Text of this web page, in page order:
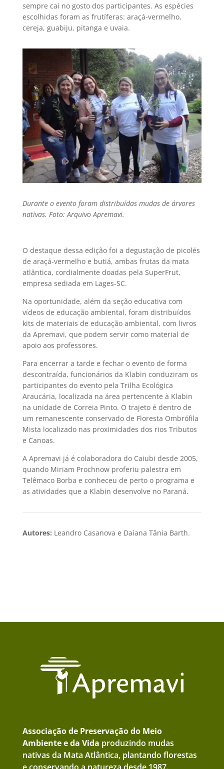
sempre cai no gosto dos participantes. As espécies
escolhidas foram as frutíferas: araçá-vermelho,
cereja, guabiju, pitanga e uvaia.
Durante o evento foram distribuídas mudas de árvores
nativas. Foto: Arquivo Apremavi.
O destaque dessa edição foi a degustação de picolés
de araçá-vermelho e butiá, ambas frutas da mata
atlântica, cordialmente doadas pela SuperFrut,
empresa sediada em Lages-SC.
Na oportunidade, além da seção educativa com
vídeos de educação ambiental, foram distribuídos
kits de materiais de educação ambiental, com livros
da Apremavi, que podem servir como material de
apoio aos professores.
Para encerrar a tarde e fechar o evento de forma
descontraída, funcionários da Klabin conduziram os
participantes do evento pela Trilha Ecológica
Araucária, localizada na área pertencente à Klabin
na unidade de Correia Pinto. O trajeto é dentro de
um remanescente conservado de Floresta Ombrófila
Mista localizado nas proximidades dos rios Tributos
e Canoas.
A Apremavi já é colaboradora do Caiubi desde 2005,
quando Miriam Prochnow proferiu palestra em
Telêmaco Borba e conheceu de perto o programa e
as atividades que a Klabin desenvolve no Paraná.
Autores: Leandro Casanova e Daiana Tânia Barth.
Associação de Preservação do Meio
Ambiente e da Vida produzindo mudas
nativas da Mata Atlântica, plantando florestas
e conservando a natureza desde 1987.